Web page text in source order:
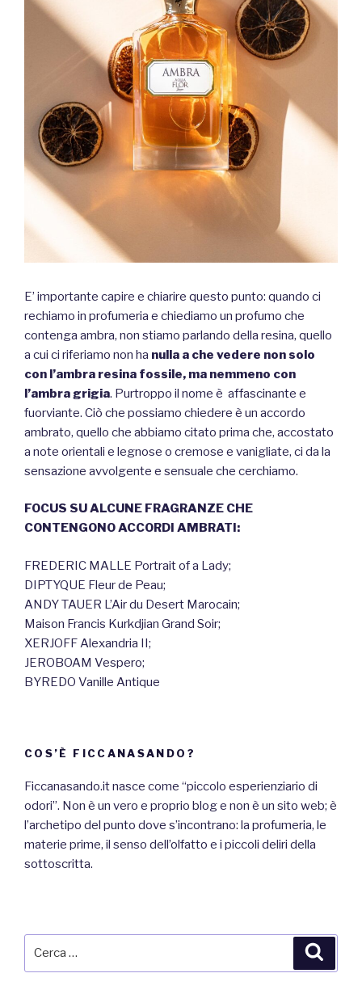
E’ importante capire e chiarire questo punto: quando ci
rechiamo in profumeria e chiediamo un profumo che
contenga ambra, non stiamo parlando della resina, quello
a cui ci riferiamo non ha nulla a che vedere non solo
con l’ambra resina fossile, ma nemmeno con
l’ambra grigia. Purtroppo il nome è affascinante e
fuorviante. Ciò che possiamo chiedere è un accordo
ambrato, quello che abbiamo citato prima che, accostato
a note orientali e legnose o cremose e vanigliate, ci da la
sensazione avvolgente e sensuale che cerchiamo.
FOCUS SU ALCUNE FRAGRANZE CHE
CONTENGONO ACCORDI AMBRATI:
FREDERIC MALLE Portrait of a Lady;
DIPTYQUE Fleur de Peau;
ANDY TAUER L’Air du Desert Marocain;
Maison Francis Kurkdjian Grand Soir;
XERJOFF Alexandria II;
JEROBOAM Vespero;
BYREDO Vanille Antique
COS’È FICCANASANDO?
Ficcanasando.it nasce come “piccolo esperienziario di
odori”. Non è un vero e proprio blog e non è un sito web; è
l’archetipo del punto dove s’incontrano: la profumeria, le
materie prime, il senso dell’olfatto e i piccoli deliri della
sottoscritta.